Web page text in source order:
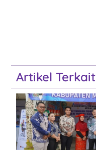
Artikel Terkait